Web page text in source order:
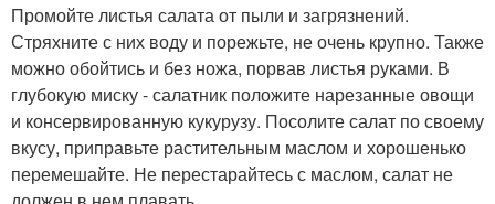
Промойте листья салата от пыли и загрязнений.
Стряхните с них воду и порежьте, не очень крупно. Также
можно обойтись и без ножа, порвав листья руками. В
глубокую миску - салатник положите нарезанные овощи
и консервированную кукурузу. Посолите салат по своему
вкусу, приправьте растительным маслом и хорошенько
перемешайте. Не перестарайтесь с маслом, салат не